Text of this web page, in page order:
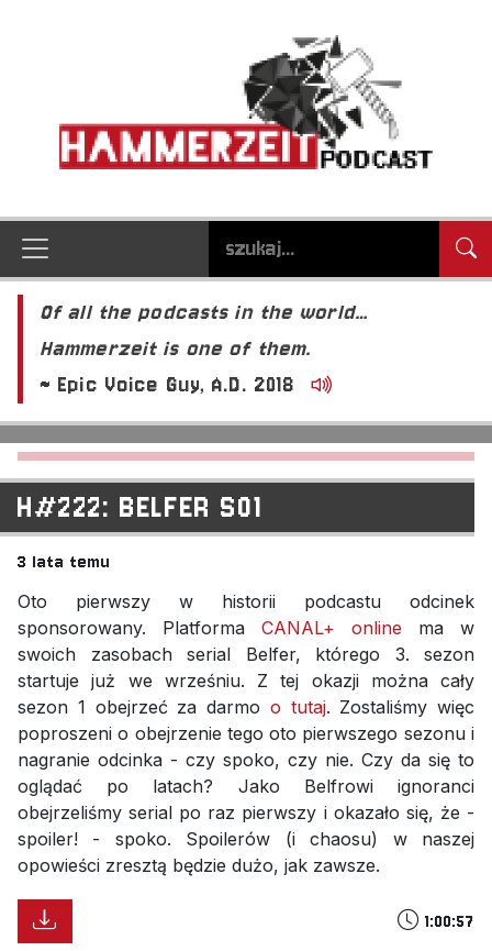
Of all the podcasts in the world…
Hammerzeit is one of them.
~ Epic Voice Guy, A.D. 2018
H#222: BELFER S01
3 lata temu
Oto pierwszy w historii podcastu odcinek
sponsorowany. Platforma CANAL+ online ma w
swoich zasobach serial Belfer, którego 3. sezon
startuje już we wrześniu. Z tej okazji można cały
sezon 1 obejrzeć za darmo o tutaj. Zostaliśmy więc
poproszeni o obejrzenie tego oto pierwszego sezonu i
nagranie odcinka - czy spoko, czy nie. Czy da się to
oglądać po latach? Jako Belfrowi ignoranci
obejrzeliśmy serial po raz pierwszy i okazało się, że -
spoiler! - spoko. Spoilerów (i chaosu) w naszej
opowieści zresztą będzie dużo, jak zawsze.
1:00:57